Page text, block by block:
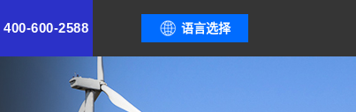
语言选择
400-600-2588